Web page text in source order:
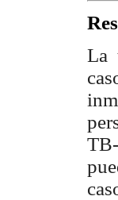
La